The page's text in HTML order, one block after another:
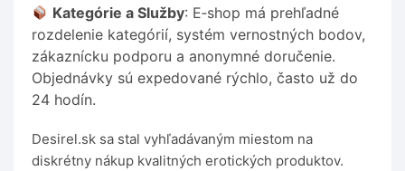
Kategórie a Služby: E‑shop má prehľadné
rozdelenie kategórií, systém vernostných bodov,
zákaznícku podporu a anonymné doručenie.
Objednávky sú expedované rýchlo, často už do
24 hodín.
Desirel.sk sa stal vyhľadávaným miestom na
diskrétny nákup kvalitných erotických produktov.